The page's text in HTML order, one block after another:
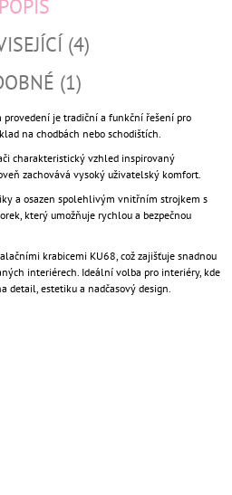
POPIS
(4)
(1)
provedení je tradiční a funkční řešení pro
na chodbách nebo schodištích.
charakteristický vzhled inspirovaný
zachovává vysoký uživatelský komfort.
a osazen spolehlivým vnitřním strojkem s
který umožňuje rychlou a bezpečnou
krabicemi KU68, což zajišťuje snadnou
interiérech. Ideální volba pro interiéry, kde
detail, estetiku a nadčasový design.